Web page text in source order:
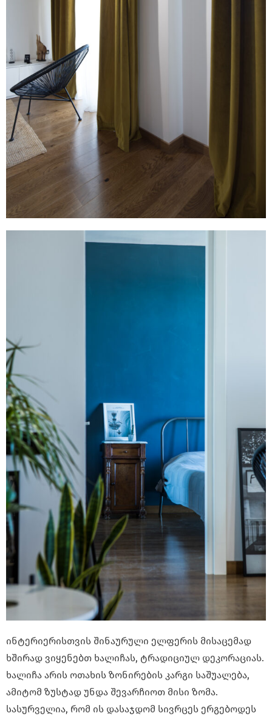
ინტერიერისთვის შინაურული ელფერის მისაცემად
ხშირად ვიყენებთ ხალიჩას, ტრადიციულ დეკორაციას.
ხალიჩა არის ოთახის ზონირების კარგი საშუალება,
ამიტომ ზუსტად უნდა შევარჩიოთ მისი ზომა.
სასურველია, რომ ის დასაჯდომ სივრცეს ერგებოდეს